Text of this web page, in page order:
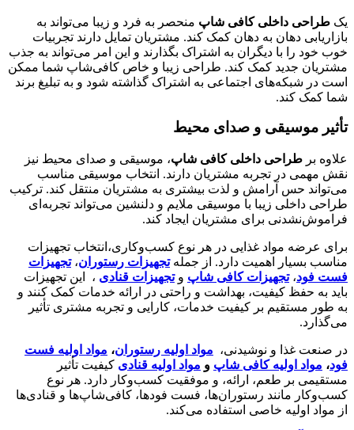
یک طراحی داخلی کافی شاپ منحصر به فرد و زیبا می‌تواند به
بازاریابی دهان به دهان کمک کند. مشتریان تمایل دارند تجربیات
خوب خود را با دیگران به اشتراک بگذارند و این امر می‌تواند به جذب
مشتریان جدید کمک کند. طراحی زیبا و خاص کافی‌شاپ شما ممکن
است در شبکه‌های اجتماعی به اشتراک گذاشته شود و به تبلیغ برند
شما کمک کند.
تأثیر موسیقی و صدای محیط
علاوه بر طراحی داخلی کافی شاپ، موسیقی و صدای محیط نیز
نقش مهمی در تجربه مشتریان دارند. انتخاب موسیقی مناسب
می‌تواند حس آرامش و لذت بیشتری به مشتریان منتقل کند. ترکیب
طراحی داخلی زیبا با موسیقی ملایم و دلنشین می‌تواند تجربه‌ای
فراموش‌نشدنی برای مشتریان ایجاد کند.
برای عرضه مواد غذایی در هر نوع کسب‌وکاری،انتخاب تجهیزات
مناسب بسیار اهمیت دارد. از جملهتجهیزات رستوران‌،تجهیزات
فست فود،تجهیزات کافی‌ شاپ‌ وتجهیزات قنادی ، این تجهیزات
باید به حفظ کیفیت، بهداشت و راحتی در ارائه خدمات کمک کنند و
به طور مستقیم بر کیفیت خدمات، کارایی و تجربه مشتری تأثیر
می‌گذارد.
در صنعت غذا و نوشیدنی، مواد اولیه رستوران‌، مواد اولیه فست
فود، مواد اولیه کافی‌ شاپ‌ و مواد اولیه قنادی کیفیت تأثیر
مستقیمی بر طعم، ارائه، و موفقیت کسب‌وکار دارد. هر نوع
کسب‌وکار مانند رستوران‌ها، فست فودها، کافی‌شاپ‌ها و قنادی‌ها
از مواد اولیه خاصی استفاده می‌کند.